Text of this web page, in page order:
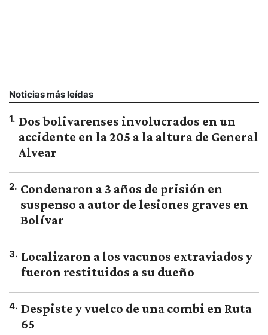
Noticias más leídas
1. Dos bolivarenses involucrados en un
accidente en la 205 a la altura de General
Alvear
2. Condenaron a 3 años de prisión en
suspenso a autor de lesiones graves en
Bolívar
3. Localizaron a los vacunos extraviados y
fueron restituidos a su dueño
4. Despiste y vuelco de una combi en Ruta
65